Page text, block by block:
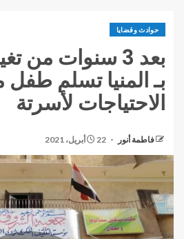
حوادث وقضايا
بعد 3 سنوات من
بـ المنيا تسلم
الاحتياجات لأسرتة
فاطمة أنور 22 أبريل، 2021